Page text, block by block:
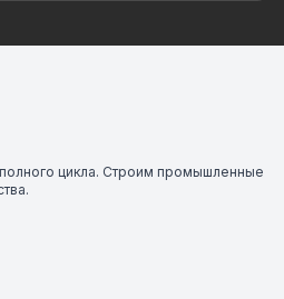
цикла. Строим промышленные